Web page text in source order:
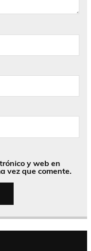
y web en
vez que comente.